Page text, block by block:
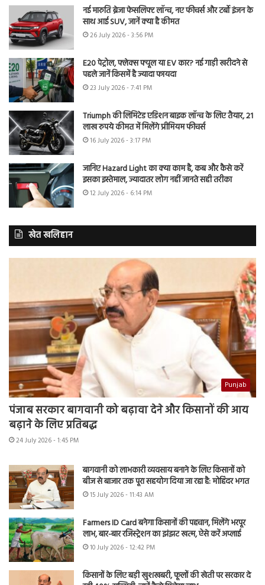
नई मारुति ब्रेजा फेसलिफ्ट लॉन्च, नए फीचर्स और टर्बो इंजन के
साथ आई SUV, जानें क्या है कीमत
26 July 2026 - 3:56 PM
E20 पेट्रोल, फ्लेक्स फ्यूल या EV कार? नई गाड़ी खरीदने से
पहले जानें किसमें है ज्यादा फायदा
23 July 2026 - 7:41 PM
Triumph की लिमिटेड एडिशन बाइक लॉन्च के लिए तैयार, 21
लाख रुपये कीमत में मिलेंगे प्रीमियम फीचर्स
16 July 2026 - 3:17 PM
जानिए Hazard Light का क्या काम है, कब और कैसे करें
इसका इस्तेमाल, ज्यादातर लोग नहीं जानते सही तरीका
12 July 2026 - 6:14 PM
खेत खलिहान
Punjab
पंजाब सरकार बागवानी को बढ़ावा देने और किसानों की आय
बढ़ाने के लिए प्रतिबद्ध
24 July 2026 - 1:45 PM
बागवानी को लाभकारी व्यवसाय बनाने के लिए किसानों को
बीज से बाजार तक पूरा सहयोग दिया जा रहा है: मोहिंदर भगत
15 July 2026 - 11:43 AM
Farmers ID Card बनेगा किसानों की पहचान, मिलेंगे भरपूर
लाभ, बार-बार रजिस्ट्रेशन का झंझट खत्म, ऐसे करें अप्लाई
10 July 2026 - 12:42 PM
किसानों के लिए बड़ी खुशखबरी, फूलों की खेती पर सरकार दे